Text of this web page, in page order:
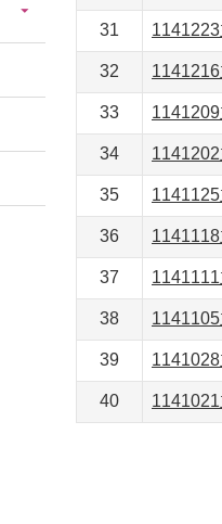
31
32
33
34
35
36
37
38
39
40